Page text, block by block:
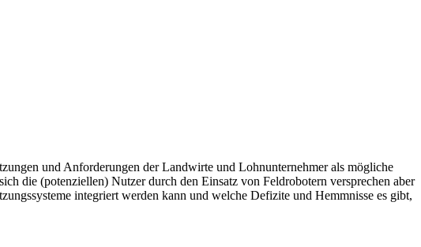
und Anforderungen der Landwirte und Lohnunternehmer als mögliche
die (potenziellen) Nutzer durch den Einsatz von Feldrobotern versprechen aber
integriert werden kann und welche Defizite und Hemmnisse es gibt,